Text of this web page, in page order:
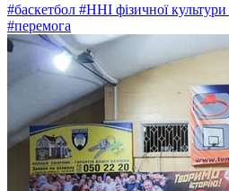
#баскетбол #ННІ фізичної культури
#перемога